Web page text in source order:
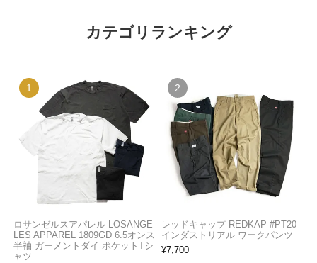
カテゴリランキング
ロサンゼルスアパレル LOSANGE
LES APPAREL 1809GD 6.5オンス
半袖 ガーメントダイ ポケットTシ
ャツ
レッドキャップ REDKAP #PT20
インダストリアル ワークパンツ
¥7,700